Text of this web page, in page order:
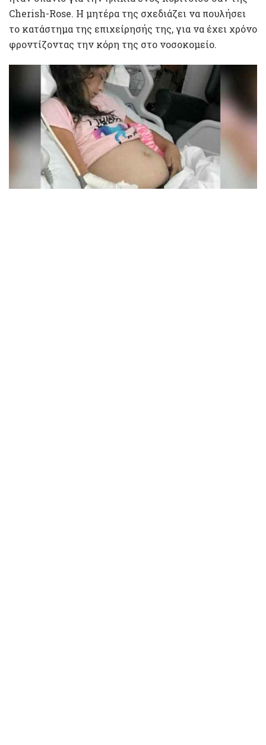
Cherish-Rose. Η μητέρα της σχεδιάζει να πουλήσει
το κατάστημα της επιχείρησής της, για να έχει χρόνο
φροντίζοντας την κόρη της στο νοσοκομείο.